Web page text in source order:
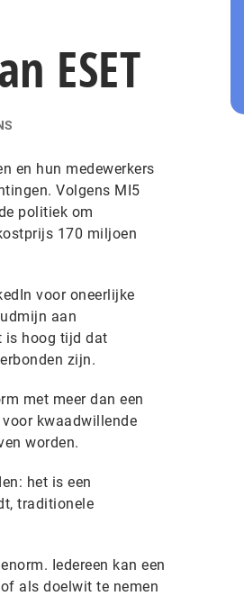
ESET
en hun medewerkers
Volgens MI5
politiek om
170 miljoen
voor oneerlijke
aan
is hoog tijd dat
zijn.
met meer dan een
kwaadwillende
worden.
het is een
traditionele
Iedereen kan een
als doelwit te nemen